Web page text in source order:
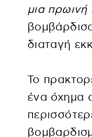
μια πρωινή
διαταγή
Το
ένα όχημα